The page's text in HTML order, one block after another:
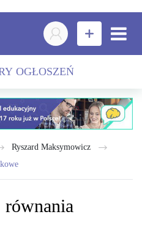
OGŁOSZEŃ
Ryszard Maksymowicz
równania